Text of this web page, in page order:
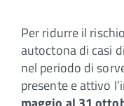
Per ridurre il
autoctona di casi
nel periodo di
presente e attivo